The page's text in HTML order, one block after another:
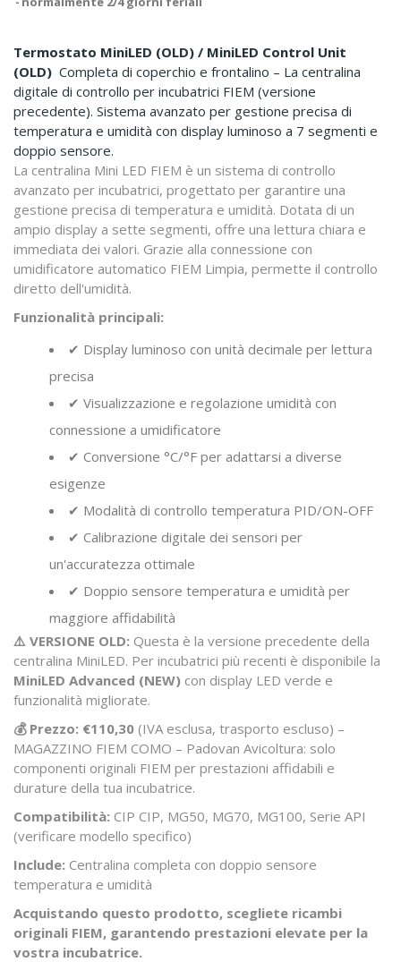
Termostato MiniLED (OLD) / MiniLED Control Unit
(OLD) Completa di coperchio e frontalino – La centralina
digitale di controllo per incubatrici FIEM (versione
precedente). Sistema avanzato per gestione precisa di
temperatura e umidità con display luminoso a 7 segmenti e
doppio sensore.
La centralina Mini LED FIEM è un sistema di controllo
avanzato per incubatrici, progettato per garantire una
gestione precisa di temperatura e umidità. Dotata di un
ampio display a sette segmenti, offre una lettura chiara e
immediata dei valori. Grazie alla connessione con
umidificatore automatico FIEM Limpia, permette il controllo
diretto dell'umidità.
Funzionalità principali:
✔ Display luminoso con unità decimale per lettura
precisa
✔ Visualizzazione e regolazione umidità con
connessione a umidificatore
✔ Conversione °C/°F per adattarsi a diverse
esigenze
✔ Modalità di controllo temperatura PID/ON-OFF
✔ Calibrazione digitale dei sensori per
un'accuratezza ottimale
✔ Doppio sensore temperatura e umidità per
maggiore affidabilità
⚠️ VERSIONE OLD: Questa è la versione precedente della
centralina MiniLED. Per incubatrici più recenti è disponibile la
MiniLED Advanced (NEW) con display LED verde e
funzionalità migliorate.
💰 Prezzo: €110,30 (IVA esclusa, trasporto escluso) –
MAGAZZINO FIEM COMO – Padovan Avicoltura: solo
componenti originali FIEM per prestazioni affidabili e
durature della tua incubatrice.
Compatibilità: CIP CIP, MG50, MG70, MG100, Serie API
(verificare modello specifico)
Include: Centralina completa con doppio sensore
temperatura e umidità
Acquistando questo prodotto, scegliete ricambi
originali FIEM, garantendo prestazioni elevate per la
vostra incubatrice.